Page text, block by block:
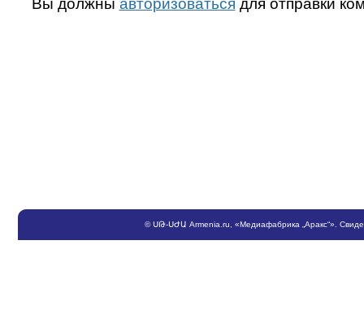
©ՍԹ-ՍԺԱ Armenia.ru , «Медиафабрика „Аракс“».